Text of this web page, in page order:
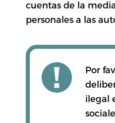
cuentas de la
personales a las
Por
ilegal